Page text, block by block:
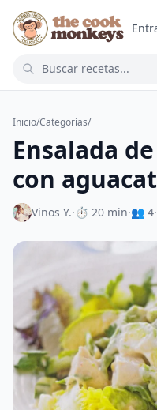
Inicio/Categorías/
Ensalada
con
Vinos Y.·⏱ 20 min·👥 4·